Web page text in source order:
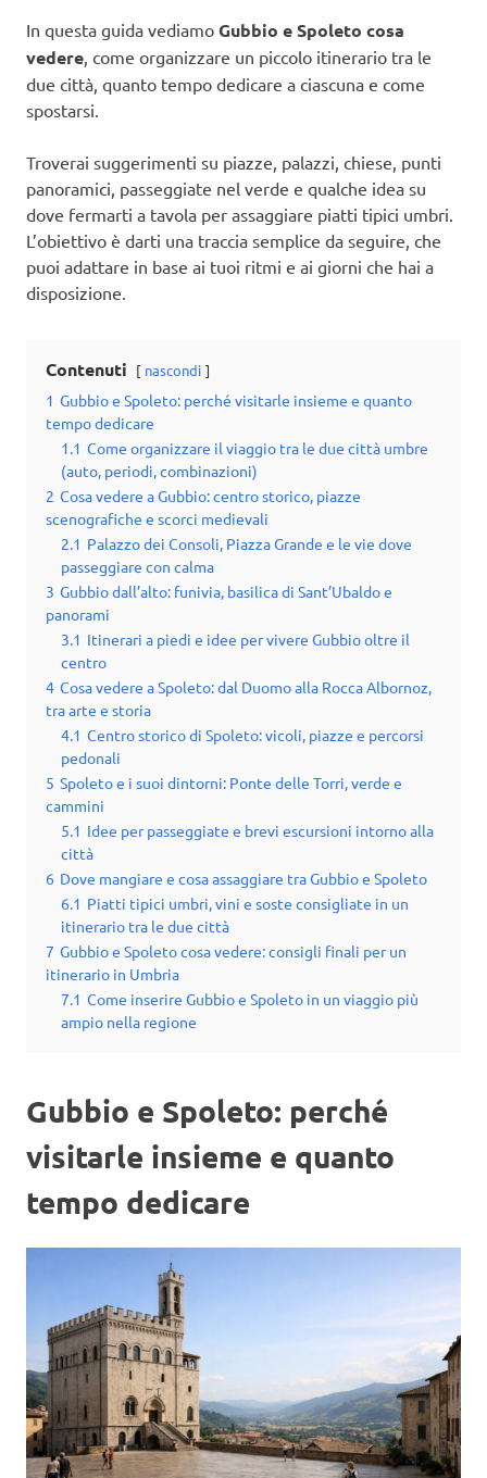
In questa guida vediamo Gubbio e Spoleto cosa
vedere, come organizzare un piccolo itinerario tra le
due città, quanto tempo dedicare a ciascuna e come
spostarsi.
Troverai suggerimenti su piazze, palazzi, chiese, punti
panoramici, passeggiate nel verde e qualche idea su
dove fermarti a tavola per assaggiare piatti tipici umbri.
L’obiettivo è darti una traccia semplice da seguire, che
puoi adattare in base ai tuoi ritmi e ai giorni che hai a
disposizione.
Contenuti nascondi
1 Gubbio e Spoleto: perché visitarle insieme e quanto
tempo dedicare
1.1 Come organizzare il viaggio tra le due città umbre
(auto, periodi, combinazioni)
2 Cosa vedere a Gubbio: centro storico, piazze
scenografiche e scorci medievali
2.1 Palazzo dei Consoli, Piazza Grande e le vie dove
passeggiare con calma
3 Gubbio dall’alto: funivia, basilica di Sant’Ubaldo e
panorami
3.1 Itinerari a piedi e idee per vivere Gubbio oltre il
centro
4 Cosa vedere a Spoleto: dal Duomo alla Rocca Albornoz,
tra arte e storia
4.1 Centro storico di Spoleto: vicoli, piazze e percorsi
pedonali
5 Spoleto e i suoi dintorni: Ponte delle Torri, verde e
cammini
5.1 Idee per passeggiate e brevi escursioni intorno alla
città
6 Dove mangiare e cosa assaggiare tra Gubbio e Spoleto
6.1 Piatti tipici umbri, vini e soste consigliate in un
itinerario tra le due città
7 Gubbio e Spoleto cosa vedere: consigli finali per un
itinerario in Umbria
7.1 Come inserire Gubbio e Spoleto in un viaggio più
ampio nella regione
Gubbio e Spoleto: perché
visitarle insieme e quanto
tempo dedicare